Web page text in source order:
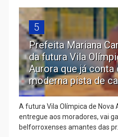
5
Prefeita Mariana
da futura Vila
Aurora que já conta
moderna pista de
A futura Vila Olímpica de Nova
entregue aos moradores, vai
belforroxenses amantes das